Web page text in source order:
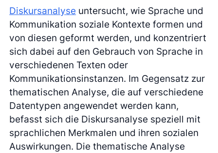
Diskursanalyse untersucht, wie Sprache und
Kommunikation soziale Kontexte formen und
von diesen geformt werden, und konzentriert
sich dabei auf den Gebrauch von Sprache in
verschiedenen Texten oder
Kommunikationsinstanzen. Im Gegensatz zur
thematischen Analyse, die auf verschiedene
Datentypen angewendet werden kann,
befasst sich die Diskursanalyse speziell mit
sprachlichen Merkmalen und ihren sozialen
Auswirkungen. Die thematische Analyse